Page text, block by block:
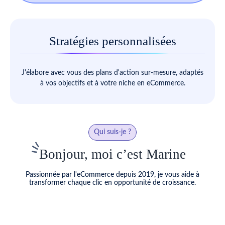
Stratégies personnalisées
J'élabore avec vous des plans d'action sur-mesure, adaptés
à vos objectifs et à votre niche en eCommerce.
Qui suis-je ?
Bonjour, moi c’est Marine
Passionnée par l'eCommerce depuis 2019, je vous aide à
transformer chaque clic en opportunité de croissance.